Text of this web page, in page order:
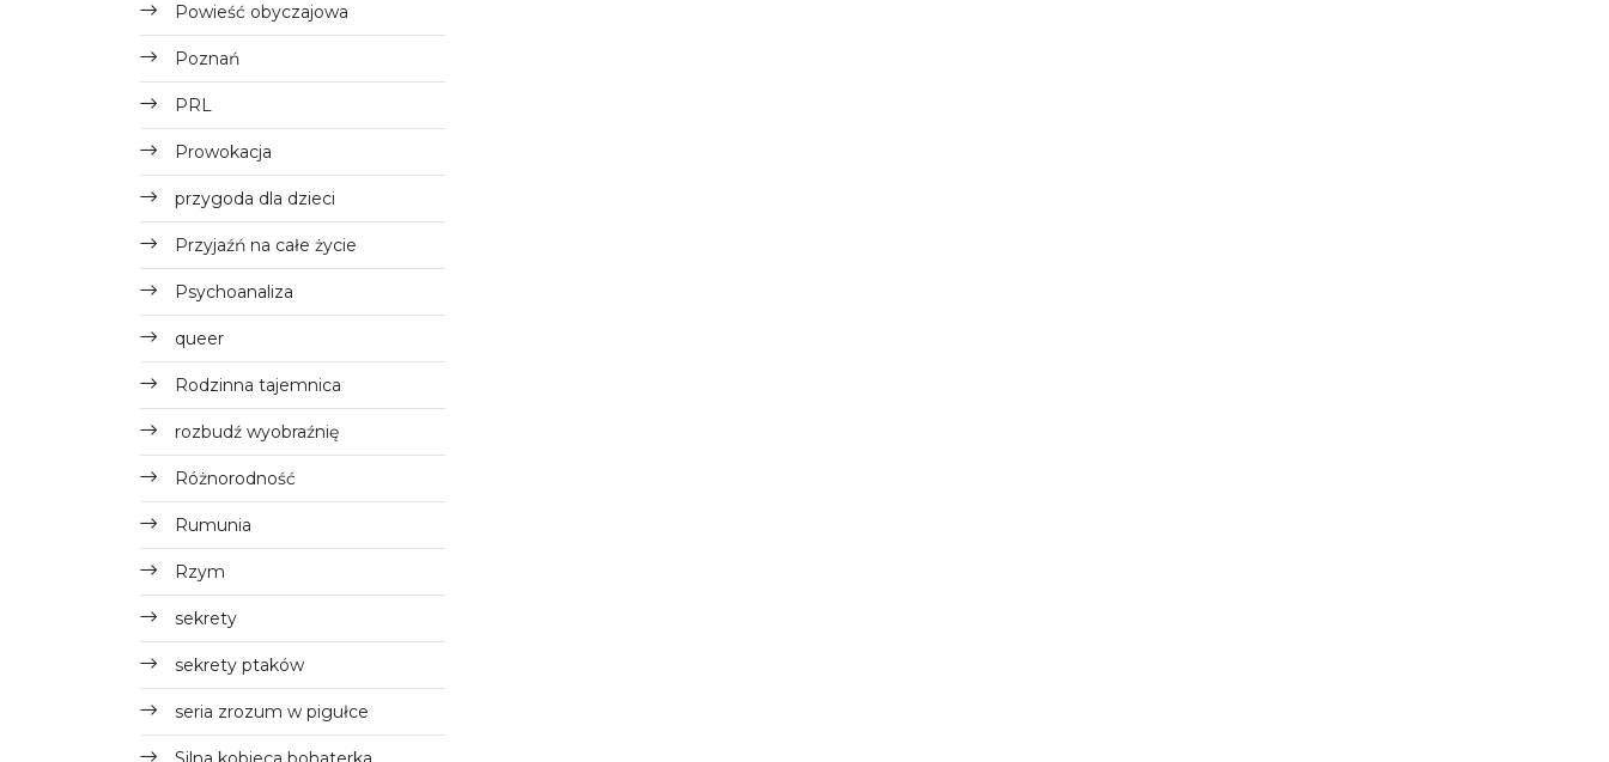
Powieść obyczajowa
Poznań
PRL
Prowokacja
przygoda dla dzieci
Przyjaźń na całe życie
Psychoanaliza
queer
Rodzinna tajemnica
rozbudź wyobraźnię
Różnorodność
Rumunia
Rzym
sekrety
sekrety ptaków
seria zrozum w pigułce